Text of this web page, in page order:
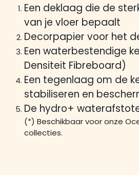
Een deklaag die de
van je vloer bepaalt
Decorpapier voor het
Een waterbestendige
Densiteit Fibreboard)
Een tegenlaag om de
stabiliseren en
De hydro+
(*) Beschikbaar voor onze
collecties.